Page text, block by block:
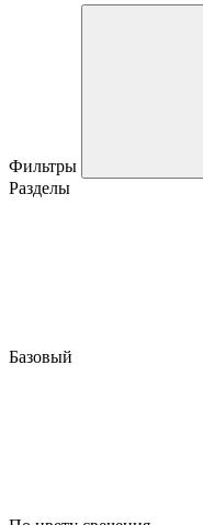
Фильтры
Разделы
Базовый